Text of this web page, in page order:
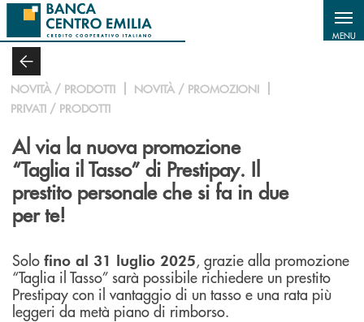
Salta al contenuto principale
MENU
NOVITÀ / PRODOTTI
NOVITÀ / PROMOZIONI
PRIVATI / PRODOTTI
Al via la nuova promozione
“Taglia il Tasso” di Prestipay. Il
prestito personale che si fa in due
per te!
Solo fino al 31 luglio 2025, grazie alla promozione
“Taglia il Tasso” sarà possibile richiedere un prestito
Prestipay con il vantaggio di un tasso e una rata più
leggeri da metà piano di rimborso.